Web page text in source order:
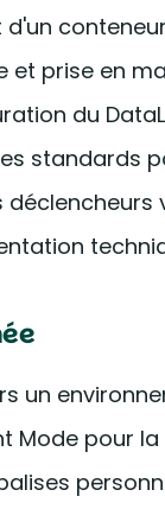
et prise en
du
standards
un
Mode pour la